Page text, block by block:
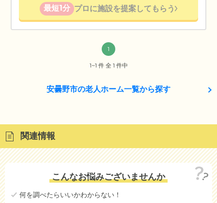
最短1分 プロに施設を提案してもらう
1
1~1 件 全 1 件中
安曇野市の老人ホーム一覧から探す
関連情報
こんなお悩みございませんか
何を調べたらいいかわからない！